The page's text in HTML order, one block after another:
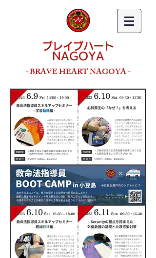
ブレイブハート
NAGOYA
- BRAVE HEART NAGOYA -